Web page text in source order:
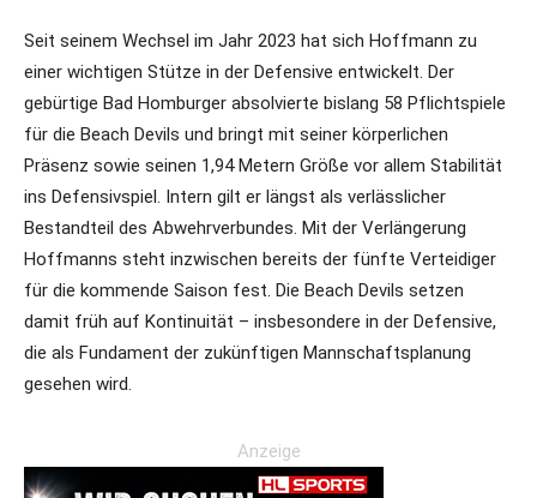
Seit seinem Wechsel im Jahr 2023 hat sich Hoffmann zu
einer wichtigen Stütze in der Defensive entwickelt. Der
gebürtige Bad Homburger absolvierte bislang 58 Pflichtspiele
für die Beach Devils und bringt mit seiner körperlichen
Präsenz sowie seinen 1,94 Metern Größe vor allem Stabilität
ins Defensivspiel. Intern gilt er längst als verlässlicher
Bestandteil des Abwehrverbundes. Mit der Verlängerung
Hoffmanns steht inzwischen bereits der fünfte Verteidiger
für die kommende Saison fest. Die Beach Devils setzen
damit früh auf Kontinuität – insbesondere in der Defensive,
die als Fundament der zukünftigen Mannschaftsplanung
gesehen wird.
Anzeige